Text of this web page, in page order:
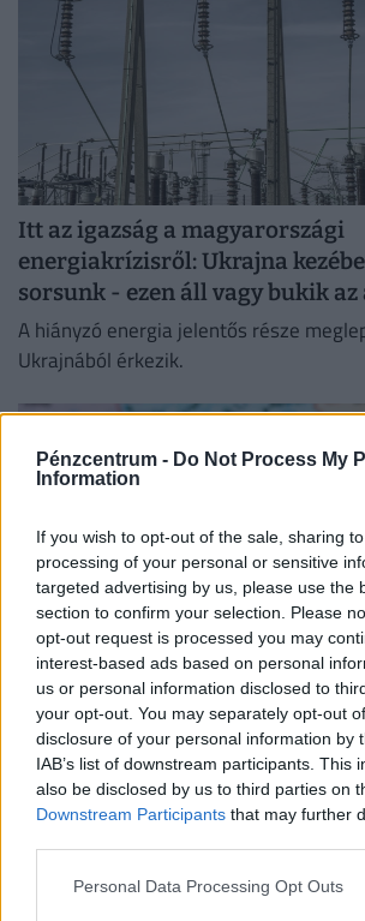
Pénzcentrum - Do Not Process My
Information
If you wish to opt-out of the sale, sharing
processing of your personal or sensitive
targeted advertising by us, please use the
section to confirm your selection. Please
opt-out request is processed you may
interest-based ads based on personal
us or personal information disclosed to
your opt-out. You may separately opt-out
disclosure of your personal information by
IAB’s list of downstream participants. This
also be disclosed by us to third parties on
Downstream Participants that may further
Personal Data Processing Opt Outs
Itt az igazság a magyarországi
energiakrízisről: Ukrajna
sorsunk - ezen áll vagy bukik
A hiányzó energia jelentős része
Ukrajnából érkezik.
Rendkívüli döntés az Unióban:
milliárdokat utaltak ki a zárolt
vagyonból
Újabb, 1,4 milliárd eurós támogatást